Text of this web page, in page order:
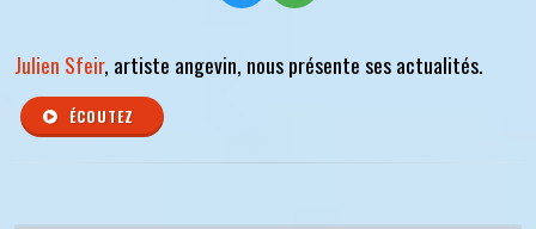
Julien Sfeir, artiste angevin, nous présente ses actualités.
ÉCOUTEZ